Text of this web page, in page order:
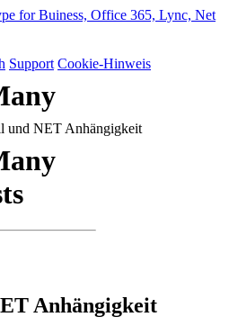
Support Cookie-Hinweis
und NET Anhängigkeit
Anhängigkeit